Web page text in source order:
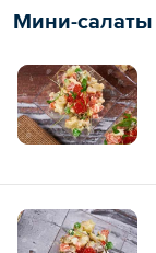
Мини-салаты